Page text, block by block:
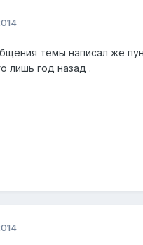
темы написал же
лишь год назад .